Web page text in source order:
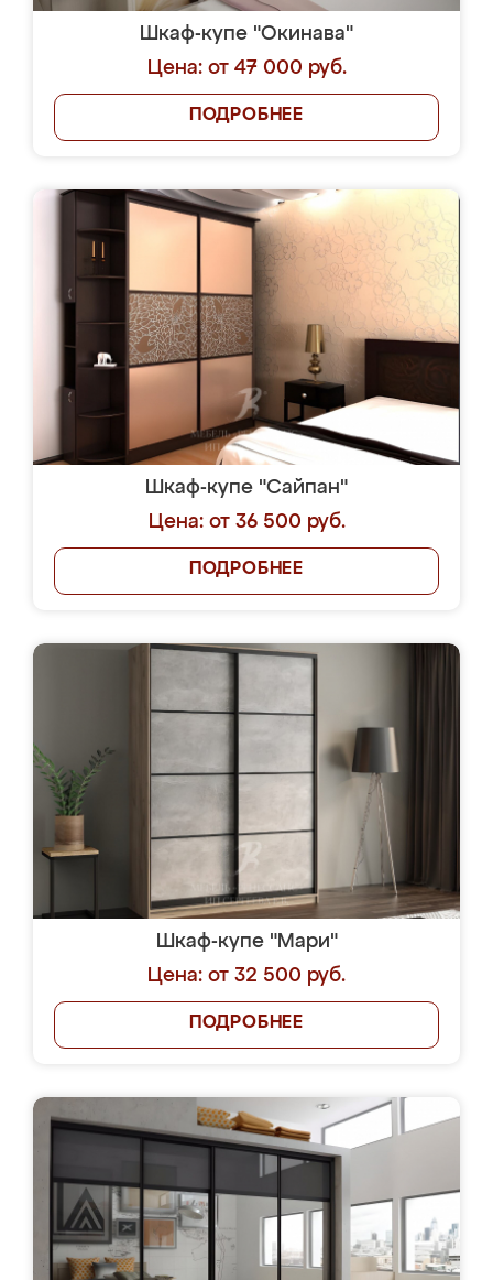
Шкаф-купе "Окинава"
Цена: от 47 000 руб.
ПОДРОБНЕЕ
Шкаф-купе "Сайпан"
Цена: от 36 500 руб.
ПОДРОБНЕЕ
Шкаф-купе "Мари"
Цена: от 32 500 руб.
ПОДРОБНЕЕ